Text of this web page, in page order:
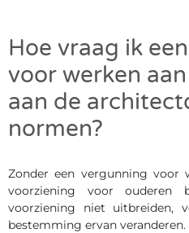
Hoe vraag ik
voor werken
aan de
normen?
Zonder een vergunning voor
voorziening voor ouderen
voorziening niet uitbreiden,
bestemming ervan veranderen.